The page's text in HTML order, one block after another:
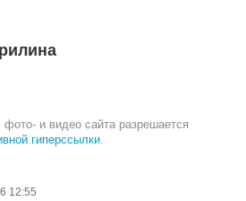
фото- и видео сайта разрешается
гиперссылки.
12:55